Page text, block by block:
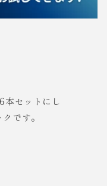
本セットにし
です。